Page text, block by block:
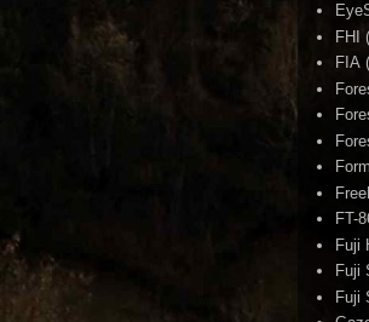
FHI
FIA
FT-
Fuji
Fuji
Fuji